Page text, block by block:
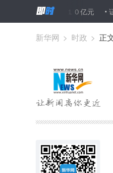
业“减负”超１０亿元 证监会：
新华网 > 时政 > 正